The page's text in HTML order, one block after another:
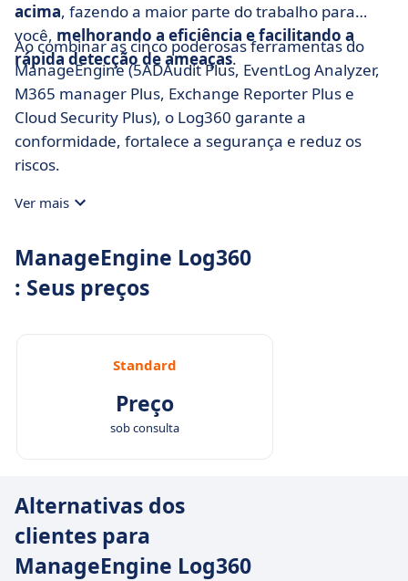
acima, fazendo a maior parte do trabalho para
você, melhorando a eficiência e facilitando a
rápida detecção de ameaças.
Ao combinar as cinco poderosas ferramentas do
ManageEngine (5ADAudit Plus, EventLog Analyzer,
M365 manager Plus, Exchange Reporter Plus e
Cloud Security Plus), o Log360 garante a
conformidade, fortalece a segurança e reduz os
riscos.
Ver mais
ManageEngine Log360
: Seus preços
Standard
Preço
sob consulta
Alternativas dos
clientes para
ManageEngine Log360